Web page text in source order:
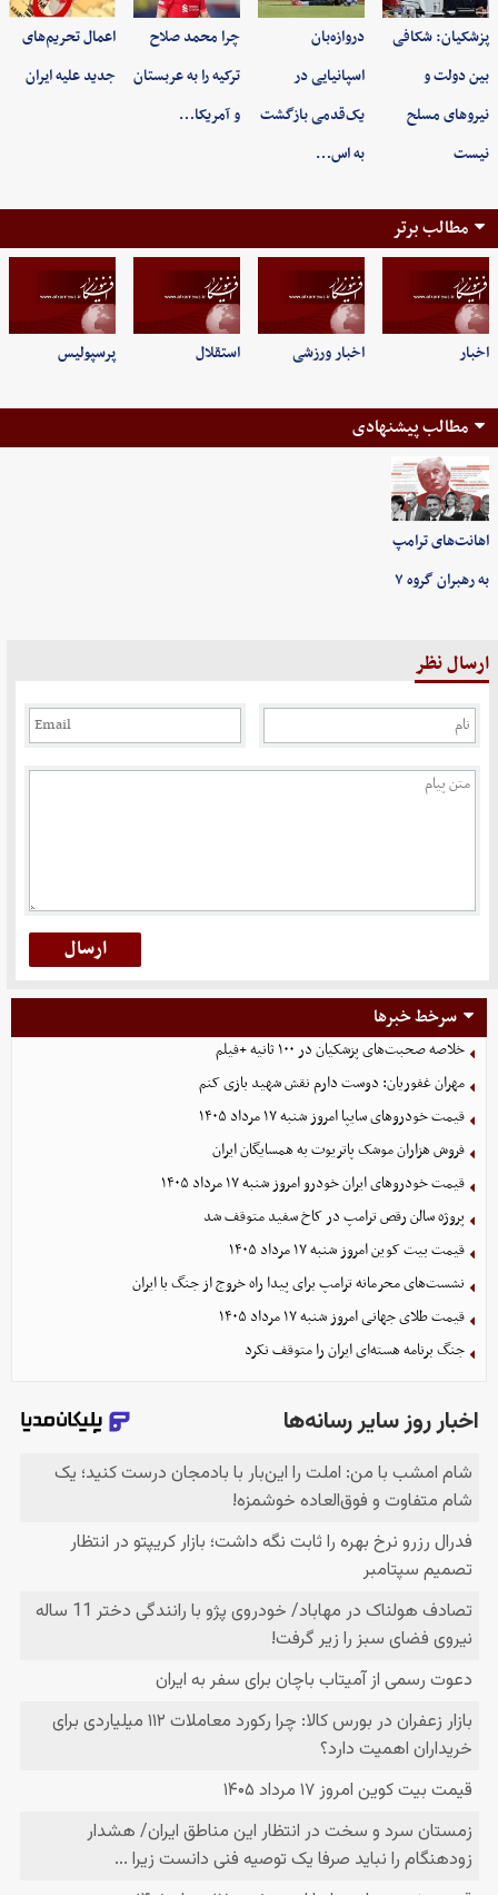
پزشکیان: شکافی
بین دولت و
نیروهای مسلح
نیست
دروازه‌بان
اسپانیایی در
یک‌قدمی بازگشت
به اس…
چرا محمد صلاح
ترکیه را به عربستان
و آمریکا…
اعمال تحریم‌های
جدید علیه ایران
مطالب برتر
اخبار اخبار ورزشی استقلال پرسپولیس
مطالب پیشنهادی
اهانت‌های ترامپ
به رهبران گروه ۷
ارسال نظر
سرخط خبرها
خلاصه صحبت‌های پزشکیان در ۱۰۰ ثانیه +فیلم
مهران غفوریان: دوست دارم نقش شهید بازی کنم
قیمت خودرو‌های سایپا امروز شنبه ۱۷ مرداد ۱۴۰۵
فروش هزاران موشک پاتریوت به همسایگان ایران
قیمت خودرو‌های ایران خودرو امروز شنبه ۱۷ مرداد ۱۴۰۵
پروژه سالن رقص ترامپ در کاخ سفید متوقف شد
قیمت بیت کوین امروز شنبه ۱۷ مرداد ۱۴۰۵
نشست‌های محرمانه ترامپ برای پیدا راه خروج از جنگ با ایران
قیمت طلای جهانی امروز شنبه ۱۷ مرداد ۱۴۰۵
جنگ برنامه هسته‌ای ایران را متوقف نکرد